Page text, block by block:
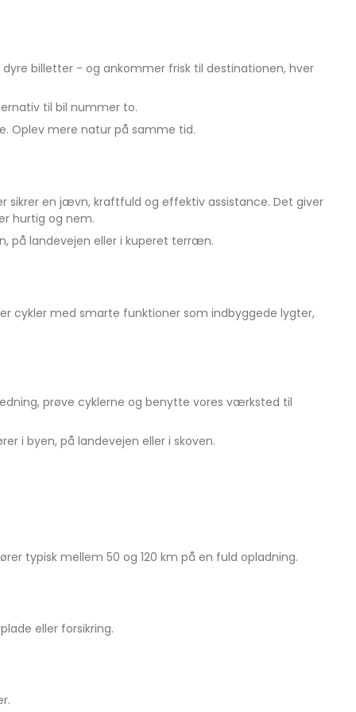
billetter - og ankommer frisk til destinationen, hver
til bil nummer to.
Oplev mere natur på samme tid.
sikrer en jævn, kraftfuld og effektiv assistance. Det giver
hurtig og nem.
på landevejen eller i kuperet terræn.
cykler med smarte funktioner som indbyggede lygter,
prøve cyklerne og benytte vores værksted til
i byen, på landevejen eller i skoven.
typisk mellem 50 og 120 km på en fuld opladning.
eller forsikring.